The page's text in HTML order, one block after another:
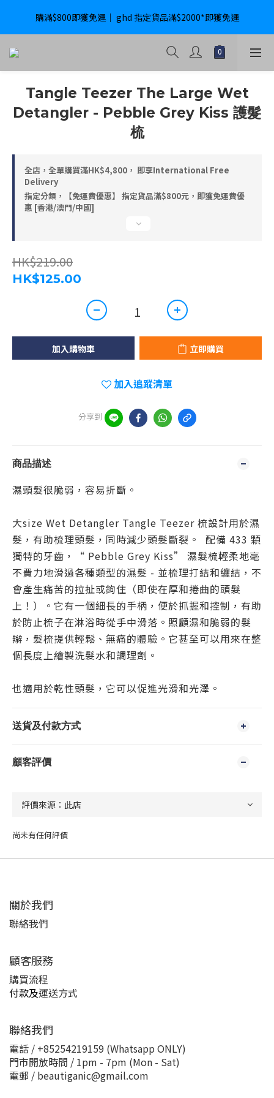
購滿$800即獲免運｜ ghd 指定貨品滿$2000*即獲免運
購滿$800即獲免運｜ ghd 指定貨品滿$2000*即獲免運
International Delivery Available ｜ Shop above HK$4800 Free
購滿$800即獲免運｜ ghd 指定貨品滿$2000*即獲免運
Tangle Teezer The Large Wet
Detangler - Pebble Grey Kiss 護髮
梳
全店，全單購買滿HK$4,800， 即享International Free
Delivery
指定分類，【免運費優惠】 指定貨品滿$800元，即獲免運費優
惠 [香港/澳門/中國]
HK$219.00
HK$125.00
加入購物車 立即購買
加入追蹤清單
分享到
商品描述
濕頭髮很脆弱，容易折斷。
大size Wet Detangler Tangle Teezer 梳設計用於濕
髮，有助梳理頭髮，同時減少頭髮斷裂。 配備 433 顆
獨特的牙齒，“ Pebble Grey Kiss” 濕髮梳輕柔地毫
不費力地滑過各種類型的濕髮 - 並梳理打結和纏結，不
會產生痛苦的拉扯或鉤住（即使在厚和捲曲的頭髮
上！）。它有一個細長的手柄，便於抓握和控制，有助
於防止梳子在淋浴時從手中滑落。照顧濕和脆弱的髮
辮，髮梳提供輕鬆、無痛的體驗。它甚至可以用來在整
個長度上繪製洗髮水和調理劑。
也適用於乾性頭髮，它可以促進光滑和光澤。
送貨及付款方式
顧客評價
尚未有任何評價
關於我們
聯絡我們
顧客服務
購買流程
付款及運送方式
聯絡我們
電話 / +85254219159 (Whatsapp ONLY)
門市開放時間 / 1pm - 7pm (Mon - Sat)
電郵 / beautiganic@gmail.com